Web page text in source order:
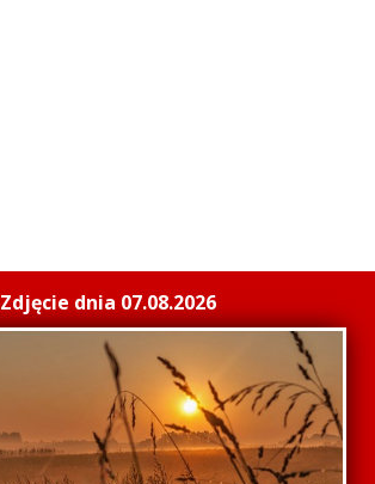
Zdjęcie dnia 07.08.2026